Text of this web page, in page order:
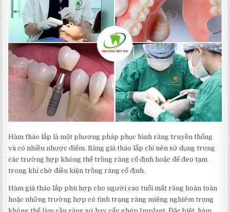
Hàm tháo lắp là một phương pháp phục hình răng truyền thống
và có nhiều nhược điểm. Răng giả tháo lắp chỉ nên sử dụng trong
các trường hợp không thể trồng răng cố định hoặc để đeo tạm
trong khi chờ điều kiện trồng răng cố định.
Hàm giả tháo lắp phù hợp cho người cao tuổi mất răng hoàn toàn
hoặc những trường hợp có tình trạng răng miệng nghiêm trọng